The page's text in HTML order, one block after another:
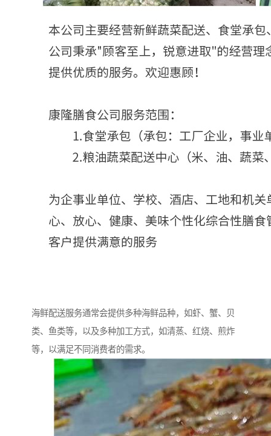
海鲜配送服务通常会提供多种海鲜品种，如虾、蟹、贝
类、鱼类等，以及多种加工方式，如清蒸、红烧、煎炸
等，以满足不同消费者的需求。